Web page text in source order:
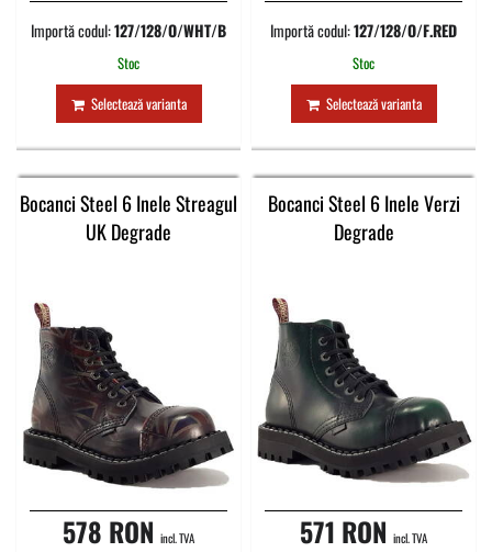
Importă codul:127/128/O/WHT/B
Stoc
Selectează varianta
Importă codul:127/128/O/F.RED
Stoc
Selectează varianta
Bocanci Steel 6 Inele Streagul
UK Degrade
578 RON incl. TVA
Bocanci Steel 6 Inele Verzi
Degrade
571 RON incl. TVA